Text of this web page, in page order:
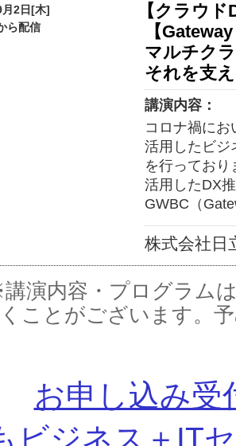
月2日[木]
ら配信
【クラウ
【
マルチク
それを支
講演内容：
コロナ禍に
活用したビジ
を行ってお
活用したDX
GWBC（
株式会社日
演内容・プログラム
くことがございます。
お申し込み受
ビジネス＋IT